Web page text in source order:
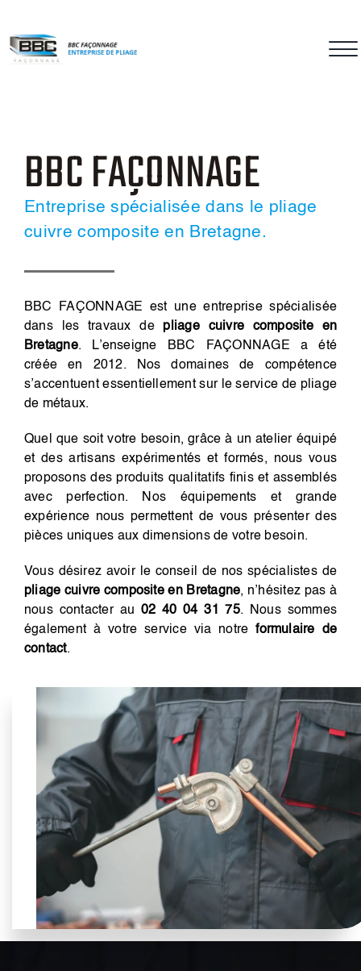
contenu
BBC FAÇONNAGE
Entreprise spécialisée dans le pliage
cuivre composite en Bretagne.
BBC FAÇONNAGE est une entreprise spécialisée
dans les travaux de pliage cuivre compositeen
Bretagne. L’enseigne BBC FAÇONNAGE a été
créée en 2012. Nos domaines de compétence
s’accentuent essentiellement sur le service de pliage
de métaux.
Quel que soit votre besoin, grâce à un atelier équipé
et des artisans expérimentés et formés, nous vous
proposons des produits qualitatifs finis et assemblés
avec perfection. Nos équipements et grande
expérience nous permettent de vous présenter des
pièces uniques aux dimensions de votre besoin.
Vous désirez avoir le conseil de nos spécialistes de
pliage cuivre composite en Bretagne, n’hésitez pas à
nous contacter au 02 40 04 31 75. Nous sommes
également à votre service via notreformulaire de
contact.